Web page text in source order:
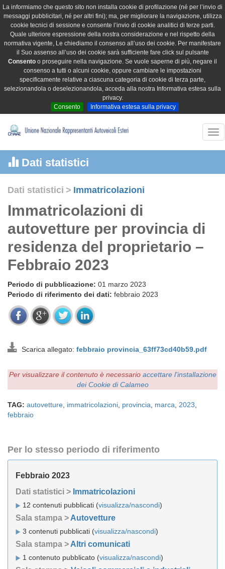
La informiamo che questo sito non installa cookie di profilazione (né per l’invio di
messaggi pubblicitari, né per altri fini); ma, per migliorare la navigazione, utilizza
cookie tecnici di sessione e consente l’invio di cookie analitici di terze parti.
Quale ulteriore espressione della nostra considerazione e nel rispetto della
normativa vigente, Le chiediamo il consenso all’uso dei cookie. Per manifestare
il Suo assenso all’uso dei cookie sarà sufficiente fare click sul pulsante
Consento o proseguire nella navigazione. Se vuole saperne di più, negare il
consenso a tutti o alcuni cookie, oppure cambiare le impostazioni
specificamente relative a ciascuna categoria di cookie di terza parte,
selezionandola o deselezionandola, acceda alla nostra Informativa estesa sulla
privacy.
Consento
Informativa estesa sulla privacy
Dati statistici
Dati statistici > Immatricolazioni
Immatricolazioni di
autovetture per provincia di
residenza del proprietario –
Febbraio 2023
Periodo di pubblicazione: 01 marzo 2023
Periodo di riferimento dei dati: febbraio 2023
Scarica allegato: febbraio provincia_63ff73cd40b59.pdf
Per visualizzare il contenuto è necessario accettare l'installazione
dei Cookie di Calameo
TAG: autovetture immatricolazioni provincia marca 2023
febbraio
Per lo stesso periodo di riferimento
Febbraio 2023
Dati statistici > Immatricolazioni
12 contenuti pubblicati (visualizza/nascondi)
Sala stampa > Autovetture
3 contenuti pubblicati (visualizza/nascondi)
Sala stampa > Altri comunicati
1 contenuto pubblicato (visualizza/nascondi)